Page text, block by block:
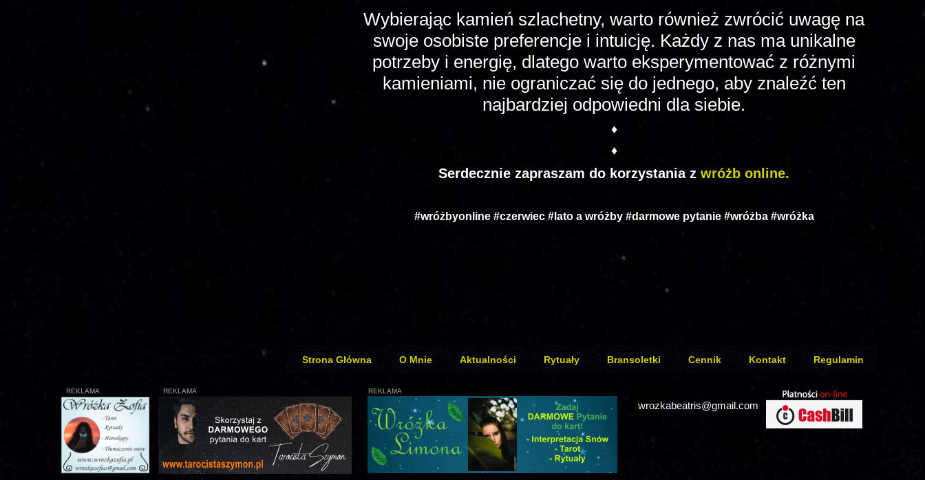
Wybierając kamień szlachetny, warto również zwrócić uwagę na
swoje osobiste preferencje i intuicję. Każdy z nas ma unikalne
potrzeby i energię, dlatego warto eksperymentować z różnymi
kamieniami, nie ograniczać się do jednego, aby znaleźć ten
najbardziej odpowiedni dla siebie.
♦
♦
Serdecznie zapraszam do korzystania z wróżb online.
#wróżbyonline #czerwiec #lato a wróżby #darmowe pytanie #wróżba #wróżka
REKLAMA REKLAMA
REKLAMA
Strona Główna O Mnie Aktualności Rytuały Bransoletki Cennik Kontakt Regulamin
wrozkabeatris@gmail.com